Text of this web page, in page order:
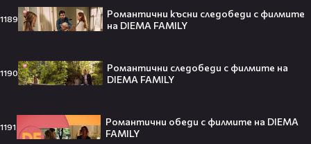
1189
Романтични късни следобеди с филмите
на DIEMA FAMILY
1190
Романтични следобеди с филмите на
DIEMA FAMILY
1191
Романтични обеди с филмите на DIEMA
FAMILY
След Брадли Купър, Ирина Шейк
отново е влюбена? Новият мъж
до супермодела разпали лавина от
затвора? Новата дата вече е
факт!💥